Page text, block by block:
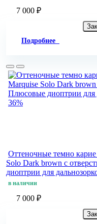
7 000 ₽
Подробнее
36%
Оттеночные темно
Solo Dark brown с
диоптрии для
в наличии
7 000 ₽